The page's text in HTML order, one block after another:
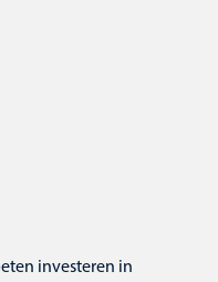
investeren in